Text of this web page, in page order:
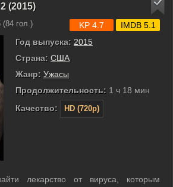
(2015)
(84 гол.)
Год выпуска: 2015
Страна: США
Жанр: Ужасы
Продолжительность: 1 ч 18 мин
Качество:
HD (720p)
KP 4.7 IMDB 5.1
лекарство от вируса, которым